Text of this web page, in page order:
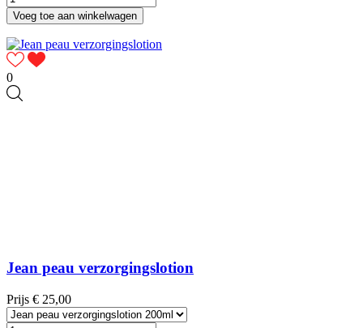
Voeg toe aan winkelwagen
0
Jean peau verzorgingslotion
Prijs € 25,00